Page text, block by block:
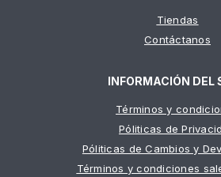
Tiendas
Contáctanos
INFORMACIÓN DEL
Términos y
Póliticas de
Póliticas de Cambios y
Términos y condiciones